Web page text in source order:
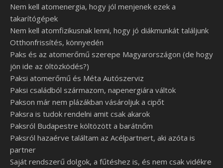
Nem kell atomenergia, hogy jól menjenek ezek a
takarítógépek
Nem kell atomfizikusnak lenni, hogy jó diákmunkát találjunk
Otthonfrissítés, könnyedén
Paks és az atomerőmű szerepe Magyarországon (de hogy
jön ide az öltözködés?)
Paksi atomerőmű és Méta Autószerviz
Paksi családból származom, napenergiára váltok
Pakson már nem plázákban vásároljuk a cipőt
Paksra is tudok rendelni amit csak akarok
Paksról Budapestre költözött a barátnőm
Paksról hazaérve találtam az Acélpartnert, aki azóta is
partner
Saját rendszerű dolgok, a fűtéshez is, és nem csak vidékre